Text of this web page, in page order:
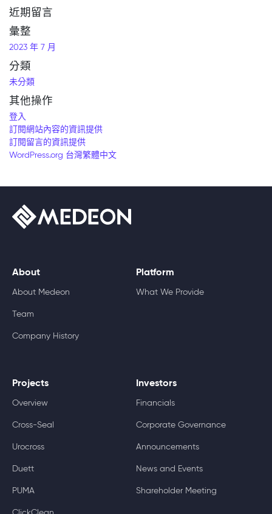
近期留言
彙整
2023 年 7 月
分類
未分類
其他操作
登入
訂閱網站內容的資訊提供
訂閱留言的資訊提供
WordPress.org 台灣繁體中文
About
About Medeon
Team
Company History
Platform
What We Provide
Projects
Overview
Cross-Seal
Urocross
Duett
PUMA
Investors
Financials
Corporate Governance
Announcements
News and Events
Shareholder Meeting